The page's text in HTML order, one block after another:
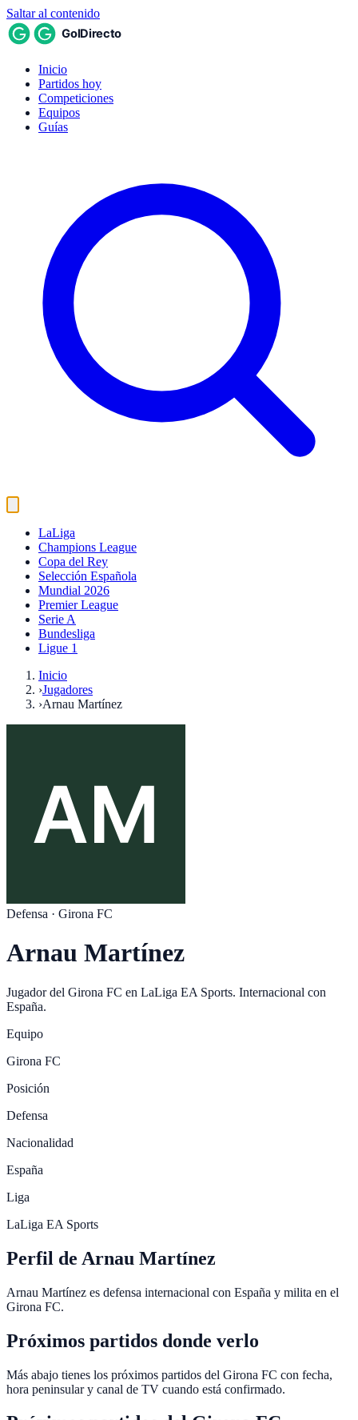
Saltar al contenido
Inicio
Partidos hoy
Competiciones
Equipos
Guías
LaLiga
Champions League
Copa del Rey
Selección Española
Mundial 2026
Premier League
Serie A
Bundesliga
Ligue 1
Inicio
›Jugadores
›Arnau Martínez
Defensa · Girona FC
Arnau Martínez
Jugador del Girona FC en LaLiga EA Sports. Internacional con
España.
Equipo
Girona FC
Posición
Defensa
Nacionalidad
España
Liga
LaLiga EA Sports
Perfil de Arnau Martínez
Arnau Martínez es defensa internacional con España y milita en el
Girona FC.
Próximos partidos donde verlo
Más abajo tienes los próximos partidos del Girona FC con fecha,
hora peninsular y canal de TV cuando está confirmado.